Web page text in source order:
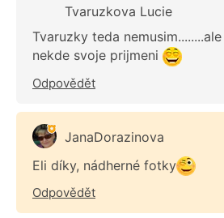
Tvaruzkova Lucie
Tvaruzky teda
nekde svoje prijmeni
Odpovědět
JanaDorazinova
Eli díky, nádherné fotky
Odpovědět